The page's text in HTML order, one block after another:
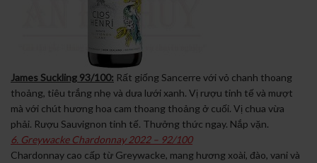
James Suckling 93/100: Rất giống Sancerre với vỏ chanh thoang
thoảng, tiêu trắng nhẹ và dưa lưới xanh. Vị rượu tinh tế và mượt
mà với chút hương hoa cam thoang thoảng ở cuối. Vị chua vừa
phải. Rượu Sauvignon tinh tế. Thưởng thức ngay. Nắp vặn.
6. Greywacke Chardonnay 2022 – 92/100
Chardonnay cao cấp từ Greywacke, mang hương xoài, đào, vani và